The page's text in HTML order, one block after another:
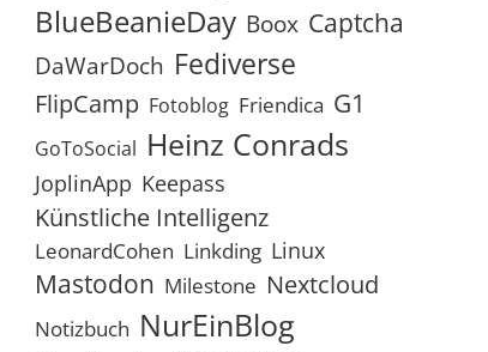
BlueBeanieDay Boox Captcha
DaWarDoch Fediverse
FlipCamp Fotoblog Friendica G1
GoToSocial Heinz Conrads
JoplinApp Keepass
Künstliche Intelligenz
LeonardCohen Linkding Linux
Mastodon Milestone Nextcloud
Notizbuch NurEinBlog